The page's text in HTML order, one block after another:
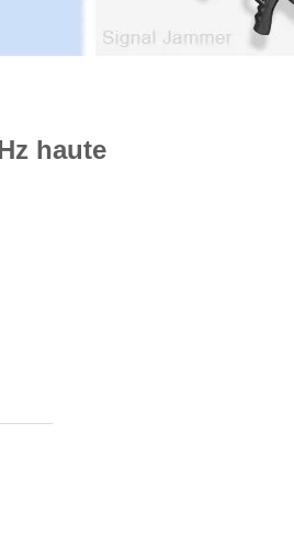
haute